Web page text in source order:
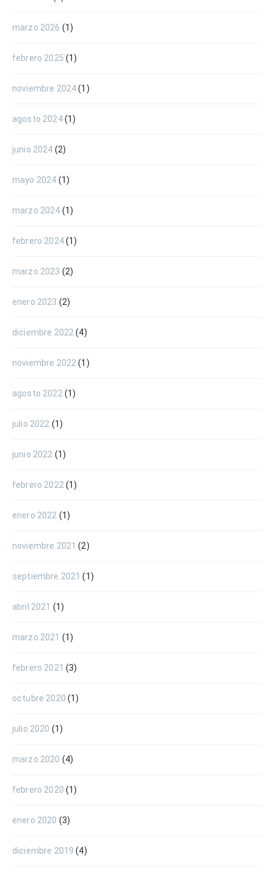
marzo 2026 (1)
febrero 2025 (1)
noviembre 2024(1)
agosto 2024(1)
junio 2024 (2)
mayo 2024 (1)
marzo 2024 (1)
febrero 2024(1)
marzo 2023 (2)
enero 2023 (2)
diciembre 2022 (4)
noviembre 2022 (1)
agosto 2022 (1)
julio 2022 (1)
junio 2022 (1)
febrero 2022 (1)
enero 2022 (1)
noviembre 2021 (2)
septiembre 2021 (1)
abril 2021 (1)
marzo 2021 (1)
febrero 2021 (3)
octubre 2020 (1)
julio 2020 (1)
marzo 2020 (4)
febrero 2020 (1)
enero 2020 (3)
diciembre 2019 (4)